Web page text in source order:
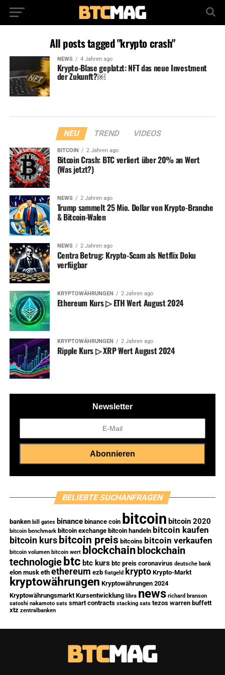
All posts tagged "krypto crash"
NEWS 4 Jahren ago
Krypto-Blase geplatzt: NFT das neue Investment
der Zukunft?￼
NEU TREND VIDEOS
BITCOIN 2 Jahren ago
Bitcoin Crash: BTC verliert über 20% an Wert
(Was jetzt?)
NEWS 2 Jahren ago
Trump sammelt 25 Mio. Dollar von Krypto-Branche
& Bitcoin-Walen
NEWS 2 Jahren ago
Centra Betrug: Krypto-Scam als Netflix Doku
verfügbar
KRYPTOWÄHRUNGEN 2 Jahren ago
Ethereum Kurs ▷ ETH Wert August 2024
KRYPTOWÄHRUNGEN 2 Jahren ago
Ripple Kurs ▷ XRP Wert August 2024
Newsletter
BELIEBTE SUCHANFRAGEN
banken bill gates binance binance coin bitcoin bitcoin 2020
bitcoin benchmark bitcoin exchange bitcoin handeln bitcoin kaufen
bitcoin kurs bitcoin preis bitcoins bitcoin verkaufen
bitcoin volumen bitcoin wert blockchain blockchain
technologie btc btc kurs btc preis coronavirus deutsche bank
elon musk eth ethereum ezb fiatgeld krypto Krypto-Markt
kryptowährungen Kryptowährungen 2024
Kryptowährungsmarkt Kursentwicklung libra news richard branson
satoshi nakamoto sats smart contracts stacking sats tezos warren buffett
xtz zentralbanken